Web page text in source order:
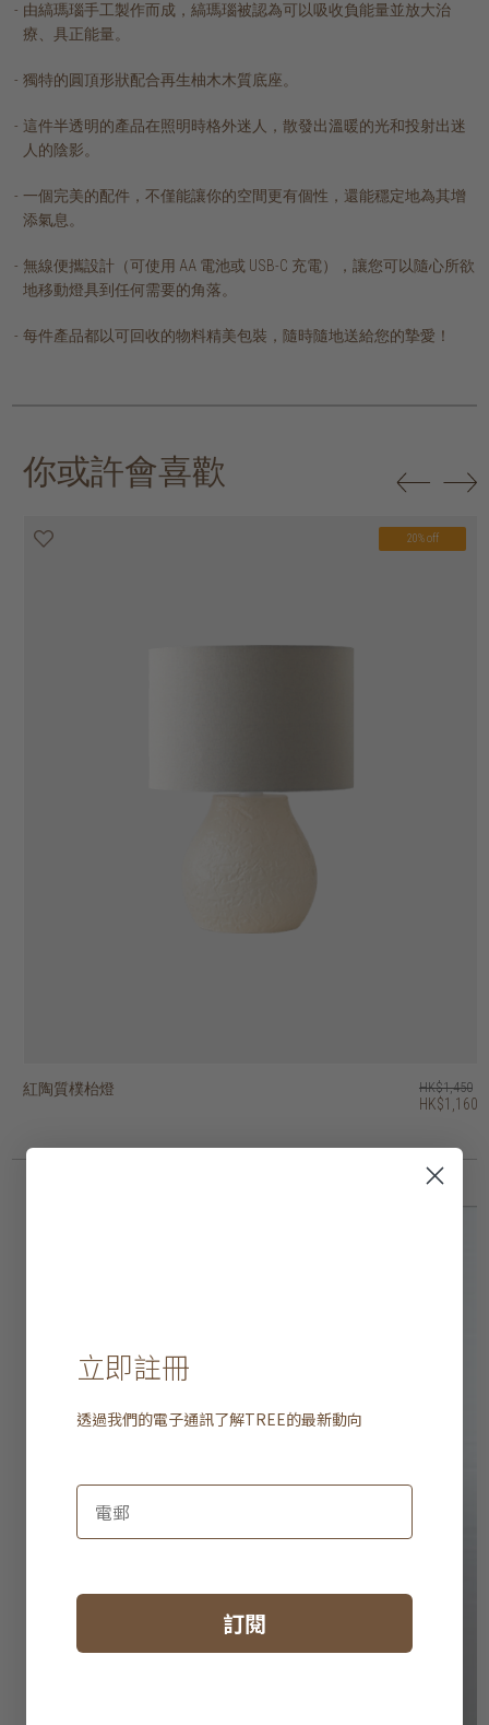
由縞瑪瑙手工製作而成，縞瑪瑙被認為可以吸收負能量並放大治
療、具正能量。
獨特的圓頂形狀配合再生柚木木質底座。
這件半透明的產品在照明時格外迷人，散發出溫暖的光和投射出迷
人的陰影。
一個完美的配件，不僅能讓你的空間更有個性，還能穩定地為其增
添氣息。
無線便攜設計（可使用 AA 電池或 USB-C 充電），讓您可以隨心所欲
地移動燈具到任何需要的角落。
每件產品都以可回收的物料精美包裝，隨時隨地送給您的摯愛！
你或許會喜歡
20% off
紅陶質樸枱燈 HK$1,450
HK$1,160
20% off
紅陶枱燈 HK$2,250
HK$1,800
20% off
紅陶條紋枱燈 HK$1,950
HK$1,560
20% off
紅陶幾何枱燈 HK$2,250
HK$1,800
20% off
復古枱燈 HK$1,950
HK$1,560
bright 號角形吊燈 HK$1,450
bright 穹頂型吊燈 HK$1,550
bright 吊鐘形吊燈 HK$1,650
木根雕塑枱燈 HK$1,450
木根雕塑枱燈 HK$1,950
立即註冊
透過我們的電子通訊了解TREE的最新動向
訂閱